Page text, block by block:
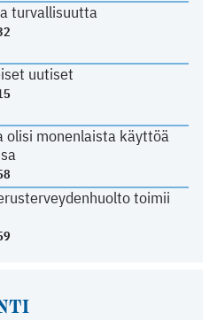
turvallisuutta
uutiset
olisi monenlaista käyttöä
toimii